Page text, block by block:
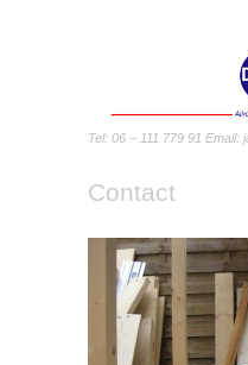
Tel: 06 – 111 779 91
Contact